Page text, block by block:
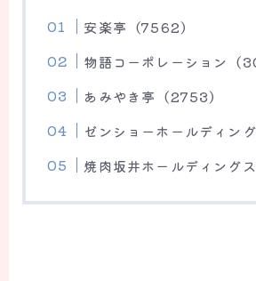
安楽亭（7562）
物語コーポレーション（
あみやき亭（2753）
ゼンショーホールディン
焼肉坂井ホールディング